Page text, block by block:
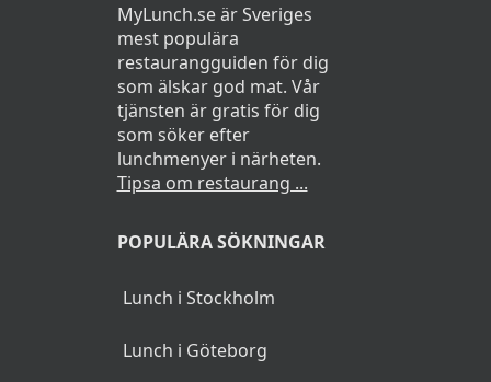
MyLunch.se är Sveriges
mest populära
restaurangguiden för dig
som älskar god mat. Vår
tjänsten är gratis för dig
som söker efter
lunchmenyer i närheten.
Tipsa om restaurang ...
POPULÄRA SÖKNINGAR
Lunch i Stockholm
Lunch i Göteborg